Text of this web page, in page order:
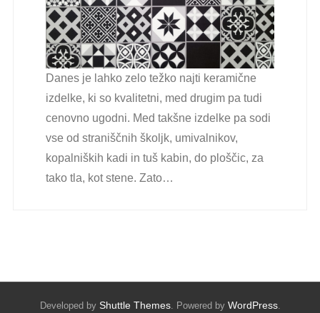
Danes je lahko zelo težko najti keramične
izdelke, ki so kvalitetni, med drugim pa tudi
cenovno ugodni. Med takšne izdelke pa sodi
vse od straniščnih školjk, umivalnikov,
kopalniških kadi in tuš kabin, do ploščic, za
tako tla, kot stene. Zato…
Developed by Shuttle Themes. Powered by WordPress.